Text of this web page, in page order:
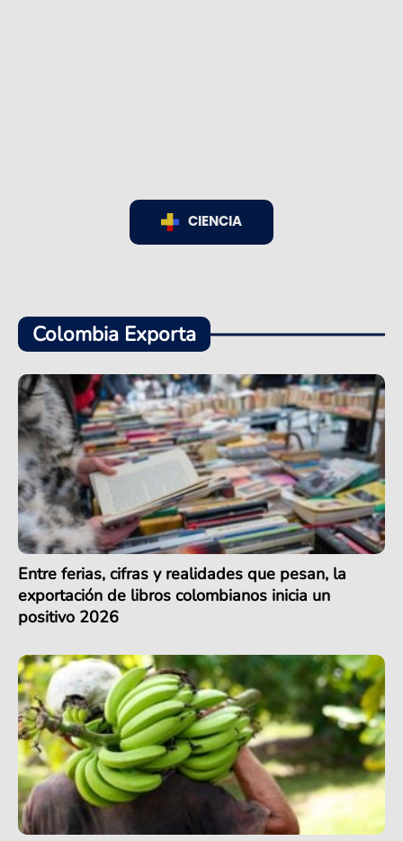
CIENCIA
Colombia Exporta
Entre ferias, cifras y realidades que pesan, la
exportación de libros colombianos inicia un
positivo 2026